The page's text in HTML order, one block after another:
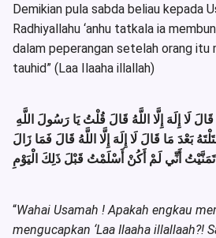
Demikian pula sabda beliau kepada
Radhiyallahu ‘anhu tatkala ia
dalam peperangan setelah orang itu
tauhid” (Laa Ilaaha illallah)
بَعْدَ مَا قَالَ لَا إِلَهَ إِلَّا اللَّهُ قَالَ فَمَا زَالَ
أَنِّي لَمْ أَكُنْ أَسْلَمْتُ قَبْلَ ذَلِكَ الْيَوْمِ
“Wahai Usamah ! Apakah engkau
mengucapkan ‘Laa Ilaaha illallaah?!